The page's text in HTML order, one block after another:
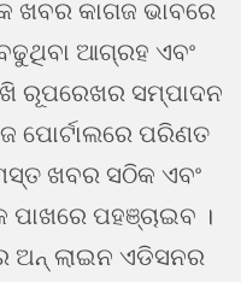
ଖବର କାଗଜ ଭାବରେ
ଆଗ୍ରହ ଏବଂ
ରୂପରେଖର ସମ୍ପାଦନ
ପୋର୍ଟାଲରେ ପରିଣତ
ଖବର ସଠିକ ଏବଂ
ପହଞ୍ଚାଇବ ।
ଅନ୍ ଲାଇନ ଏଡିସନର